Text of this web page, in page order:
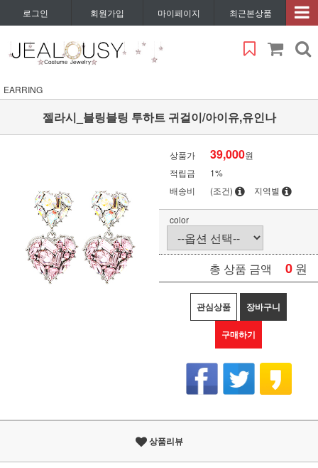
로그인 회원가입 마이페이지 최근본상품
EARRING
젤라시_블링블링 투하트 귀걸이/아이유,유인나
상품가 39,000원
적립금
1%
배송비
(조건) 지역별
color
총 상품 금액 0 원
관심상품 장바구니
구매하기
상품리뷰